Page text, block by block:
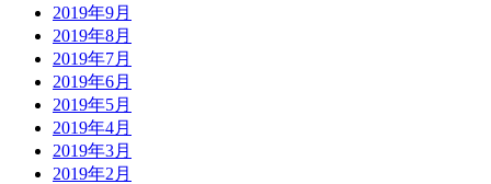
2019年9月
2019年8月
2019年7月
2019年6月
2019年5月
2019年4月
2019年3月
2019年2月